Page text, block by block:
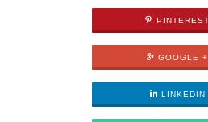
PINTEREST
GOOGLE +
LINKEDIN